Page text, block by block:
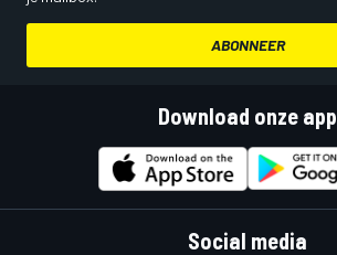
ABONNEER
Download onze app
Social media